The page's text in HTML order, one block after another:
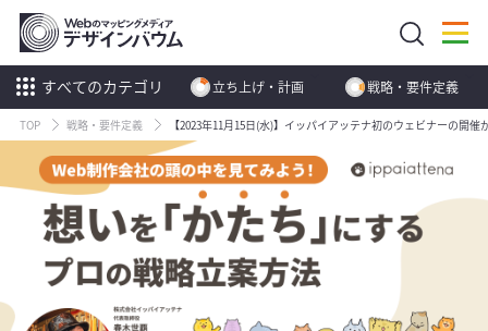
すべてのカテゴリ 立ち上げ・計画 戦略・要件定義
TOP 戦略・要件定義 【2023年11月15日(水)】イッパイアッテナ初のウェビナーの開催